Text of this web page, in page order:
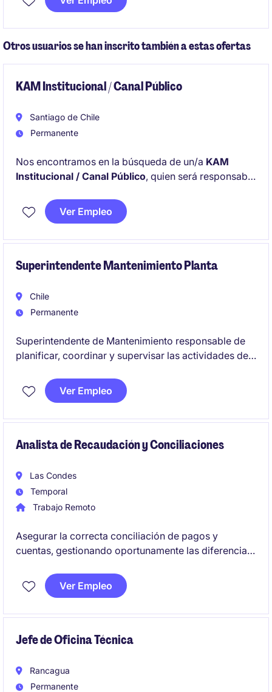
acopio de fruta (paltas), asegurando volumen,
articular productores, operaciones, logística y área
comercial para garantizar un abastecimiento
eficiente y escalable.
Otros usuarios se han inscrito también a estas ofertas
KAM Institucional / Canal Público
Santiago de Chile
Permanente
Nos encontramos en la búsqueda de un/a KAM
Institucional / Canal Público, quien será responsable
estratégicas con clientes clave del sector
institucional en Santiago, impulsando el crecimiento
Ver Empleo
Superintendente Mantenimiento Planta
Chile
Permanente
Superintendente de Mantenimiento responsable de
planificar, coordinar y supervisar las actividades de
la operatividad de los equipos y la continuidad de las
operaciones. Se busca un perfil con experiencia en el
Ver Empleo
Analista de Recaudación y Conciliaciones
Las Condes
Temporal
Trabajo Remoto
Asegurar la correcta conciliación de pagos y
cuentas, gestionando oportunamente las diferencias
información financiera operativa, contribuyendo a la
continuidad y eficiencia de los procesos de
Ver Empleo
Jefe de Oficina Técnica
Rancagua
Permanente